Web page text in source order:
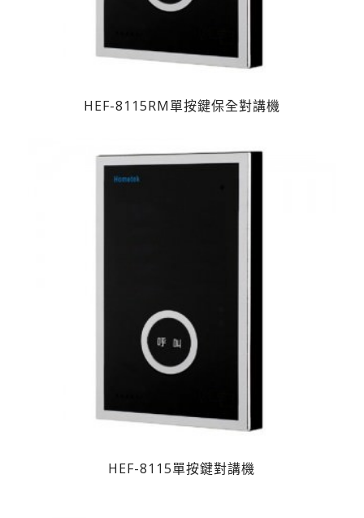
HEF-8115RM單按鍵保全對講機
HEF-8115單按鍵對講機